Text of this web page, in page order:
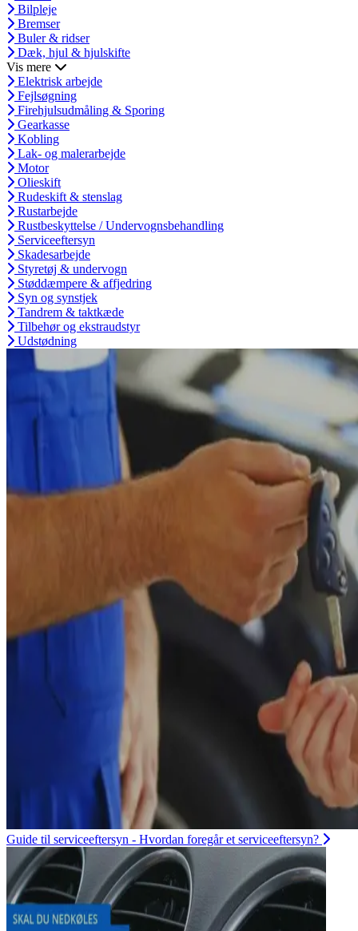
Bilpleje
Bremser
Buler & ridser
Dæk, hjul & hjulskifte
Vis mere
Elektrisk arbejde
Fejlsøgning
Firehjulsudmåling & Sporing
Gearkasse
Kobling
Lak- og malerarbejde
Motor
Olieskift
Rudeskift & stenslag
Rustarbejde
Rustbeskyttelse / Undervognsbehandling
Serviceeftersyn
Skadesarbejde
Styretøj & undervogn
Støddæmpere & affjedring
Syn og synstjek
Tandrem & taktkæde
Tilbehør og ekstraudstyr
Udstødning
Guide til serviceeftersyn - Hvordan foregår et serviceeftersyn?